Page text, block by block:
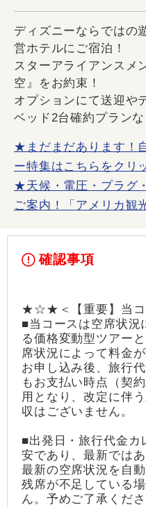
ディズニーならではの
営ホテルにご宿泊！
スターアライアンスメ
空』をお約束！
オプションにて送迎や
ベッド2台確約プラン
★まだまだあります！
ー特集はこちらをクリ
★天候・電圧・プラグ
ご案内！「アメリカ観
確認事項
★☆★＜【重要】当
■当コースは空席状況
る価格変動型ツアー
席状況によって料金
お申し込み後、旅行
もお支払い時点（契
用となり、改定に伴
収はございません。
■出発日・旅行代金カ
安であり、最新では
最新の空席状況を自
残席が不足している
ん。予めご了承くださ